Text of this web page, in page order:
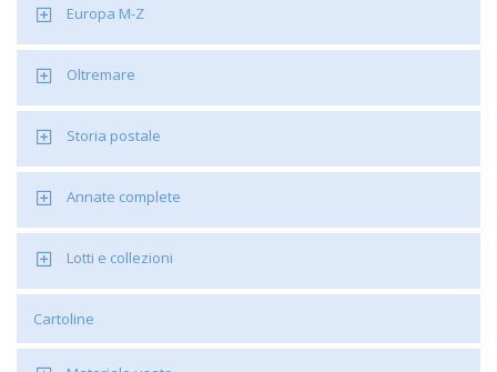
Europa M-Z
Oltremare
Storia postale
Annate complete
Lotti e collezioni
Cartoline